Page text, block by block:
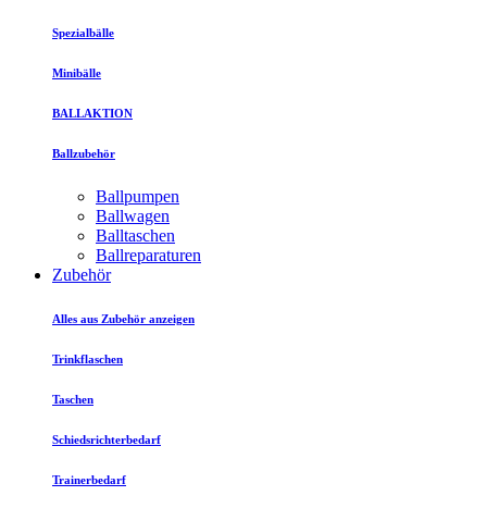
Spezialbälle
Minibälle
BALLAKTION
Ballzubehör
Ballpumpen
Ballwagen
Balltaschen
Ballreparaturen
Zubehör
Alles aus Zubehör anzeigen
Trinkflaschen
Taschen
Schiedsrichterbedarf
Trainerbedarf